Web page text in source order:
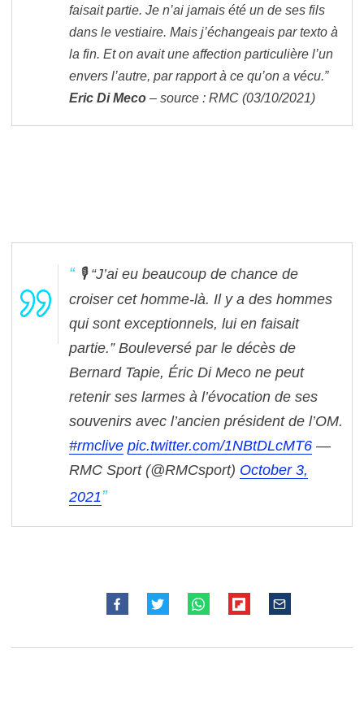
faisait partie. Je n’ai jamais été un de ses fils
dans le vestiaire. Mais j’échangeais par texto à
la fin. Et on avait une affection particulière l’un
envers l’autre, par rapport à ce qu’on a vécu.”
Eric Di Meco – source : RMC (03/10/2021)
🎙 “J’ai eu beaucoup de chance de
croiser cet homme-là. Il y a des hommes
qui sont exceptionnels, lui en faisait
partie.” Bouleversé par le décès de
Bernard Tapie, Éric Di Meco ne peut
retenir ses larmes à l’évocation de ses
souvenirs avec l’ancien président de l’OM.
#rmclive pic.twitter.com/1NBtDLcMT6 —
RMC Sport (@RMCsport) October 3,
2021